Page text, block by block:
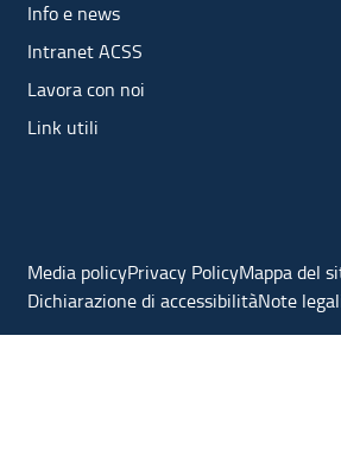
Info e news
Intranet ACSS
Lavora con noi
Link utili
Media policyPrivacy PolicyMappa del
Dichiarazione di accessibilitàNote